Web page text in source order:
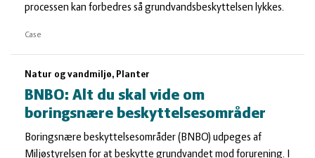
processen kan forbedres så grundvandsbeskyttelsen lykkes.
Case
Natur og vandmiljø, Planter
BNBO: Alt du skal vide om
boringsnære beskyttelsesområder
Boringsnære beskyttelsesområder (BNBO) udpeges af
Miljøstyrelsen for at beskytte grundvandet mod forurening. I